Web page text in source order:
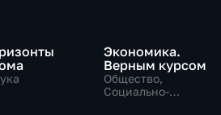
Экономика.
Верным курсом
Общество,
Социально-